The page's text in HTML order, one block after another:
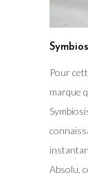
Pour
marque
Absolu,